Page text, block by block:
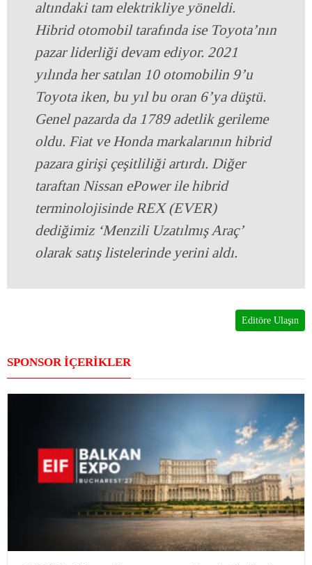
altındaki tam elektrikliye yöneldi.
Hibrid otomobil tarafında ise Toyota’nın
pazar liderliği devam ediyor. 2021
yılında her satılan 10 otomobilin 9’u
Toyota iken, bu yıl bu oran 6’ya düştü.
Genel pazarda da 1789 adetlik gerileme
oldu. Fiat ve Honda markalarının hibrid
pazara girişi çeşitliliği artırdı. Diğer
taraftan Nissan ePower ile hibrid
terminolojisinde REX (EVER)
dediğimiz ‘Menzili Uzatılmış Araç’
olarak satış listelerinde yerini aldı.
Editöre Ulaşın
SPONSOR İÇERİKLER